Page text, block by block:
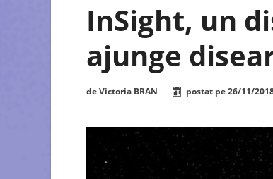
Modelul
Modelul
Occidentul
Viitorul
Controlul
Huawei
InSight, un
ajunge
deVictoria BRAN postat pe26/11/